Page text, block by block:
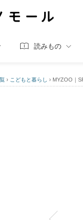
読みもの
› こどもと暮らし › MYZOO｜